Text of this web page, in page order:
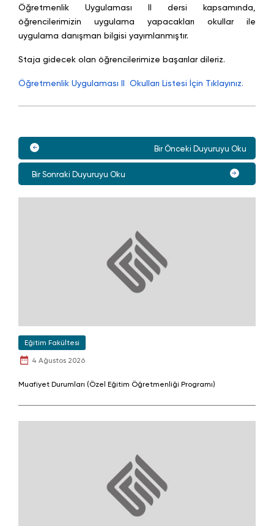
Öğretmenlik Uygulaması II dersi kapsamında,
öğrencilerimizin uygulama yapacakları okullar ile
uygulama danışman bilgisi yayımlanmıştır.
Staja gidecek olan öğrencilerimize başarılar dileriz.
Öğretmenlik Uygulaması II Okulları Listesi İçin Tıklayınız.
Bir Önceki Duyuruyu Oku
Bir Sonraki Duyuruyu Oku
Eğitim Fakültesi
4 Ağustos 2026
Muafiyet Durumları (Özel Eğitim Öğretmenliği Programı)